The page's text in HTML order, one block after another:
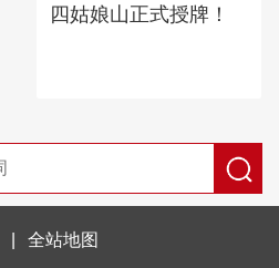
四姑娘山正式授牌！
全站地图